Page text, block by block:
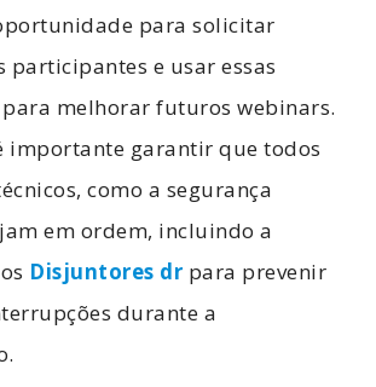
para solicitar
participantes e usar essas
melhorar futuros webinars.
importante garantir que todos
como a segurança
em ordem, incluindo a
Disjuntores dr para prevenir
durante a